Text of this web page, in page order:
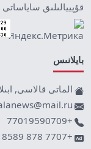
قۇپييالىلىق ساياساتى
بايلانىس
الماتى قالاسى, ابىلاي
+77019590709
+7707 878 8589